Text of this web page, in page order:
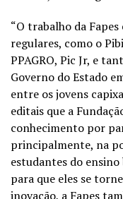
“O trabalho da
regulares, como o
PPAGRO, Pic Jr, e
Governo do Estado
entre os jovens
editais que a
conhecimento por
principalmente, na
estudantes do
para que eles se
inovação, a Fapes